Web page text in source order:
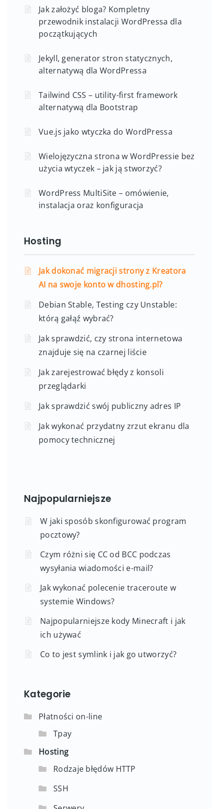
Jak założyć bloga? Kompletny
przewodnik instalacji WordPressa dla
początkujących
Jekyll, generator stron statycznych,
alternatywą dla WordPressa
Tailwind CSS – utility-first framework
alternatywą dla Bootstrap
Vue.js jako wtyczka do WordPressa
Wielojęzyczna strona w WordPressie bez
użycia wtyczek – jak ją stworzyć?
WordPress MultiSite – omówienie,
instalacja oraz konfiguracja
Hosting
Jak dokonać migracji strony z Kreatora
AI na swoje konto w dhosting.pl?
Debian Stable, Testing czy Unstable:
którą gałąź wybrać?
Jak sprawdzić, czy strona internetowa
znajduje się na czarnej liście
Jak zarejestrować błędy z konsoli
przeglądarki
Jak sprawdzić swój publiczny adres IP
Jak wykonać przydatny zrzut ekranu dla
pomocy technicznej
Najpopularniejsze
W jaki sposób skonfigurować program
pocztowy?
Czym różni się CC od BCC podczas
wysyłania wiadomości e-mail?
Jak wykonać polecenie traceroute w
systemie Windows?
Najpopularniejsze kody Minecraft i jak
ich używać
Co to jest symlink i jak go utworzyć?
Kategorie
Płatności on-line
Tpay
Hosting
Rodzaje błędów HTTP
SSH